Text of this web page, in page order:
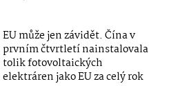
EU může jen závidět. Čína v
prvním čtvrtletí nainstalovala
tolik fotovoltaických
elektráren jako EU za celý rok